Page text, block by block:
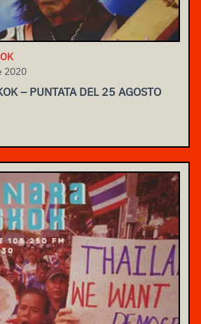
2020
– PUNTATA DEL 25 AGOSTO